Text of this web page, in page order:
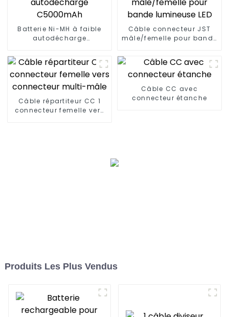
Batterie Ni-MH à faible
autodécharge
Câble connecteur JST
mâle/femelle pour bande
Câble répartiteur CC 1
connecteur femelle vers
Câble CC avec
connecteur étanche
Produits Les Plus Vendus